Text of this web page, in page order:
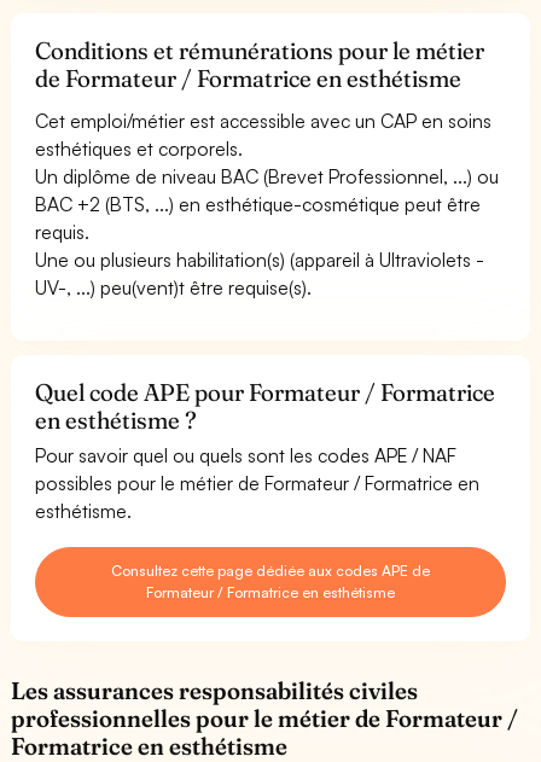
Conditions et rémunérations pour le métier
de Formateur / Formatrice en esthétisme
Cet emploi/métier est accessible avec un CAP en soins
esthétiques et corporels.
Un diplôme de niveau BAC (Brevet Professionnel, ...) ou
BAC +2 (BTS, ...) en esthétique-cosmétique peut être
requis.
Une ou plusieurs habilitation(s) (appareil à Ultraviolets -
UV-, ...) peu(vent)t être requise(s).
Quel code APE pour Formateur / Formatrice
en esthétisme ?
Pour savoir quel ou quels sont les codes APE / NAF
possibles pour le métier de Formateur / Formatrice en
esthétisme.
Consultez cette page dédiée aux codes APE de
Formateur / Formatrice en esthétisme
Les assurances responsabilités civiles
professionnelles pour le métier de Formateur /
Formatrice en esthétisme